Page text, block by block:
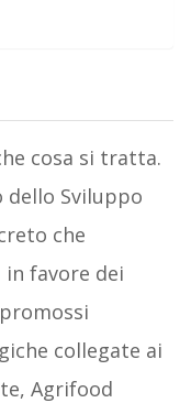
cosa si tratta.
dello Sviluppo
che
in favore dei
collegate ai
Agrifood